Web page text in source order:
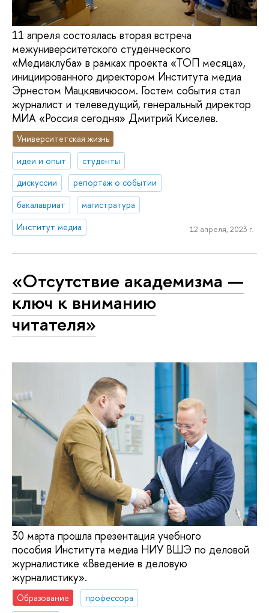
11 апреля состоялась вторая встреча
межуниверситетского студенческого
«Медиаклуба» в рамках проекта «ТОП месяца»,
инициированного директором Института медиа
Эрнестом Мацкявичюсом. Гостем события стал
журналист и телеведущий, генеральный директор
МИА «Россия сегодня» Дмитрий Киселев.
Университетская жизнь
идеи и опыт
студенты
дискуссии
репортаж о событии
бакалавриат
магистратура
Институт медиа
12 апреля, 2023 г.
«Отсутствие академизма —
ключ к вниманию
читателя»
30 марта прошла презентация учебного
пособия Института медиа НИУ ВШЭ по деловой
журналистике «Введение в деловую
журналистику».
Образование
профессора